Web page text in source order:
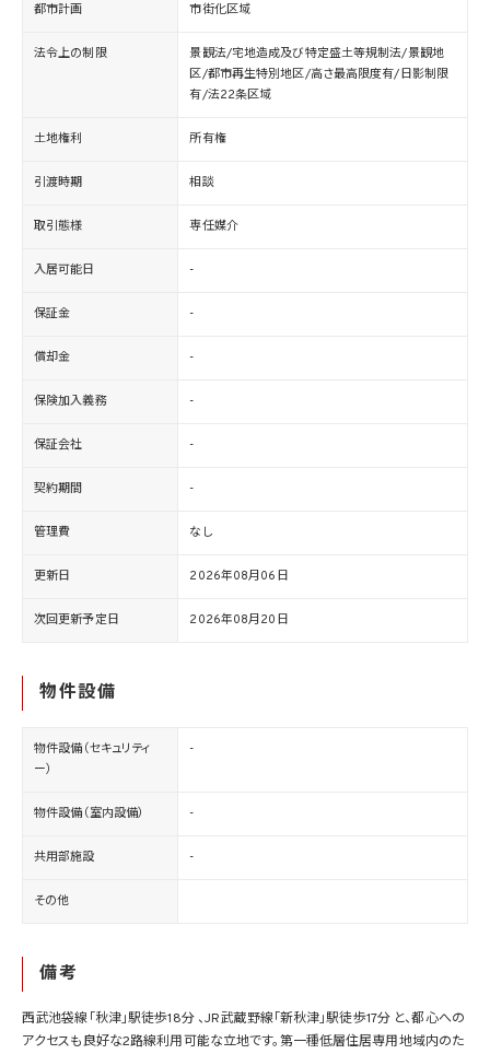
都市計画 市街化区域
法令上の制限
景観法/宅地造成及び特定盛土等規制法/景観地
区/都市再生特別地区/高さ最高限度有/日影制限
有/法22条区域
土地権利 所有権
引渡時期 相談
取引態様 専任媒介
入居可能日 -
保証金 -
償却金 -
保険加入義務 -
保証会社 -
契約期間 -
管理費 なし
更新日 2026年08月06日
次回更新予定日 2026年08月20日
物件設備
物件設備（セキュリティ
ー）
-
物件設備（室内設備） -
共用部施設 -
その他
備考
西武池袋線「秋津」駅徒歩18分 、JR武蔵野線「新秋津」駅徒歩17分 と、都心への
アクセスも良好な2路線利用可能な立地です。第一種低層住居専用地域内のた